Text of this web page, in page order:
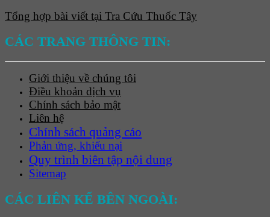
Tổng hợp bài viết tại Tra Cứu Thuốc Tây
CÁC TRANG THÔNG TIN:
Giới thiệu về chúng tôi
Điều khoản dịch vụ
Chính sách bảo mật
Liên hệ
Chính sách quảng cáo
Phản ứng, khiếu nại
Quy trình biên tập nội dung
Sitemap
CÁC LIÊN KẾ BÊN NGOÀI: